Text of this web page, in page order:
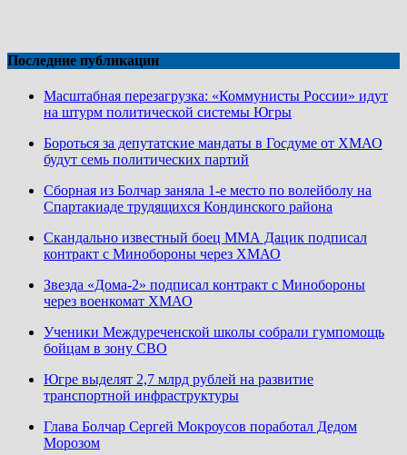
Последние публикации
Масштабная перезагрузка: «Коммунисты России» идут
на штурм политической системы Югры
Бороться за депутатские мандаты в Госдуме от ХМАО
будут семь политических партий
Сборная из Болчар заняла 1-е место по волейболу на
Спартакиаде трудящихся Кондинского района
Скандально известный боец ММА Дацик подписал
контракт с Минобороны через ХМАО
Звезда «Дома-2» подписал контракт с Минобороны
через военкомат ХМАО
Ученики Междуреченской школы собрали гумпомощь
бойцам в зону СВО
Югре выделят 2,7 млрд рублей на развитие
транспортной инфраструктуры
Глава Болчар Сергей Мокроусов поработал Дедом
Морозом